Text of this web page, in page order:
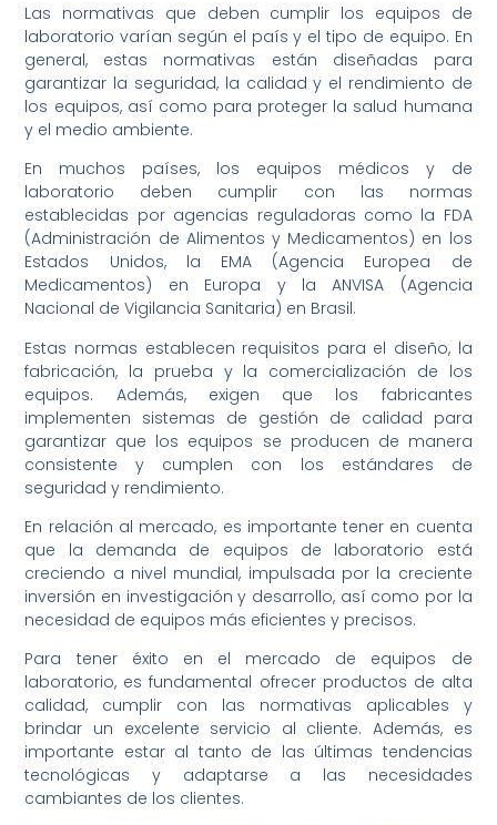
Las normativas que deben cumplir los equipos de
laboratorio varían según el país y el tipo de equipo. En
general, estas normativas están diseñadas para
garantizar la seguridad, la calidad y el rendimiento de
los equipos, así como para proteger la salud humana
y el medio ambiente.
En muchos países, los equipos médicos y de
laboratorio deben cumplir con las normas
establecidas por agencias reguladoras como la FDA
(Administración de Alimentos y Medicamentos) en los
Estados Unidos, la EMA (Agencia Europea de
Medicamentos) en Europa y la ANVISA (Agencia
Nacional de Vigilancia Sanitaria) en Brasil.
Estas normas establecen requisitos para el diseño, la
fabricación, la prueba y la comercialización de los
equipos. Además, exigen que los fabricantes
implementen sistemas de gestión de calidad para
garantizar que los equipos se producen de manera
consistente y cumplen con los estándares de
seguridad y rendimiento.
En relación al mercado, es importante tener en cuenta
que la demanda de equipos de laboratorio está
creciendo a nivel mundial, impulsada por la creciente
inversión en investigación y desarrollo, así como por la
necesidad de equipos más eficientes y precisos.
Para tener éxito en el mercado de equipos de
laboratorio, es fundamental ofrecer productos de alta
calidad, cumplir con las normativas aplicables y
brindar un excelente servicio al cliente. Además, es
importante estar al tanto de las últimas tendencias
tecnológicas y adaptarse a las necesidades
cambiantes de los clientes.